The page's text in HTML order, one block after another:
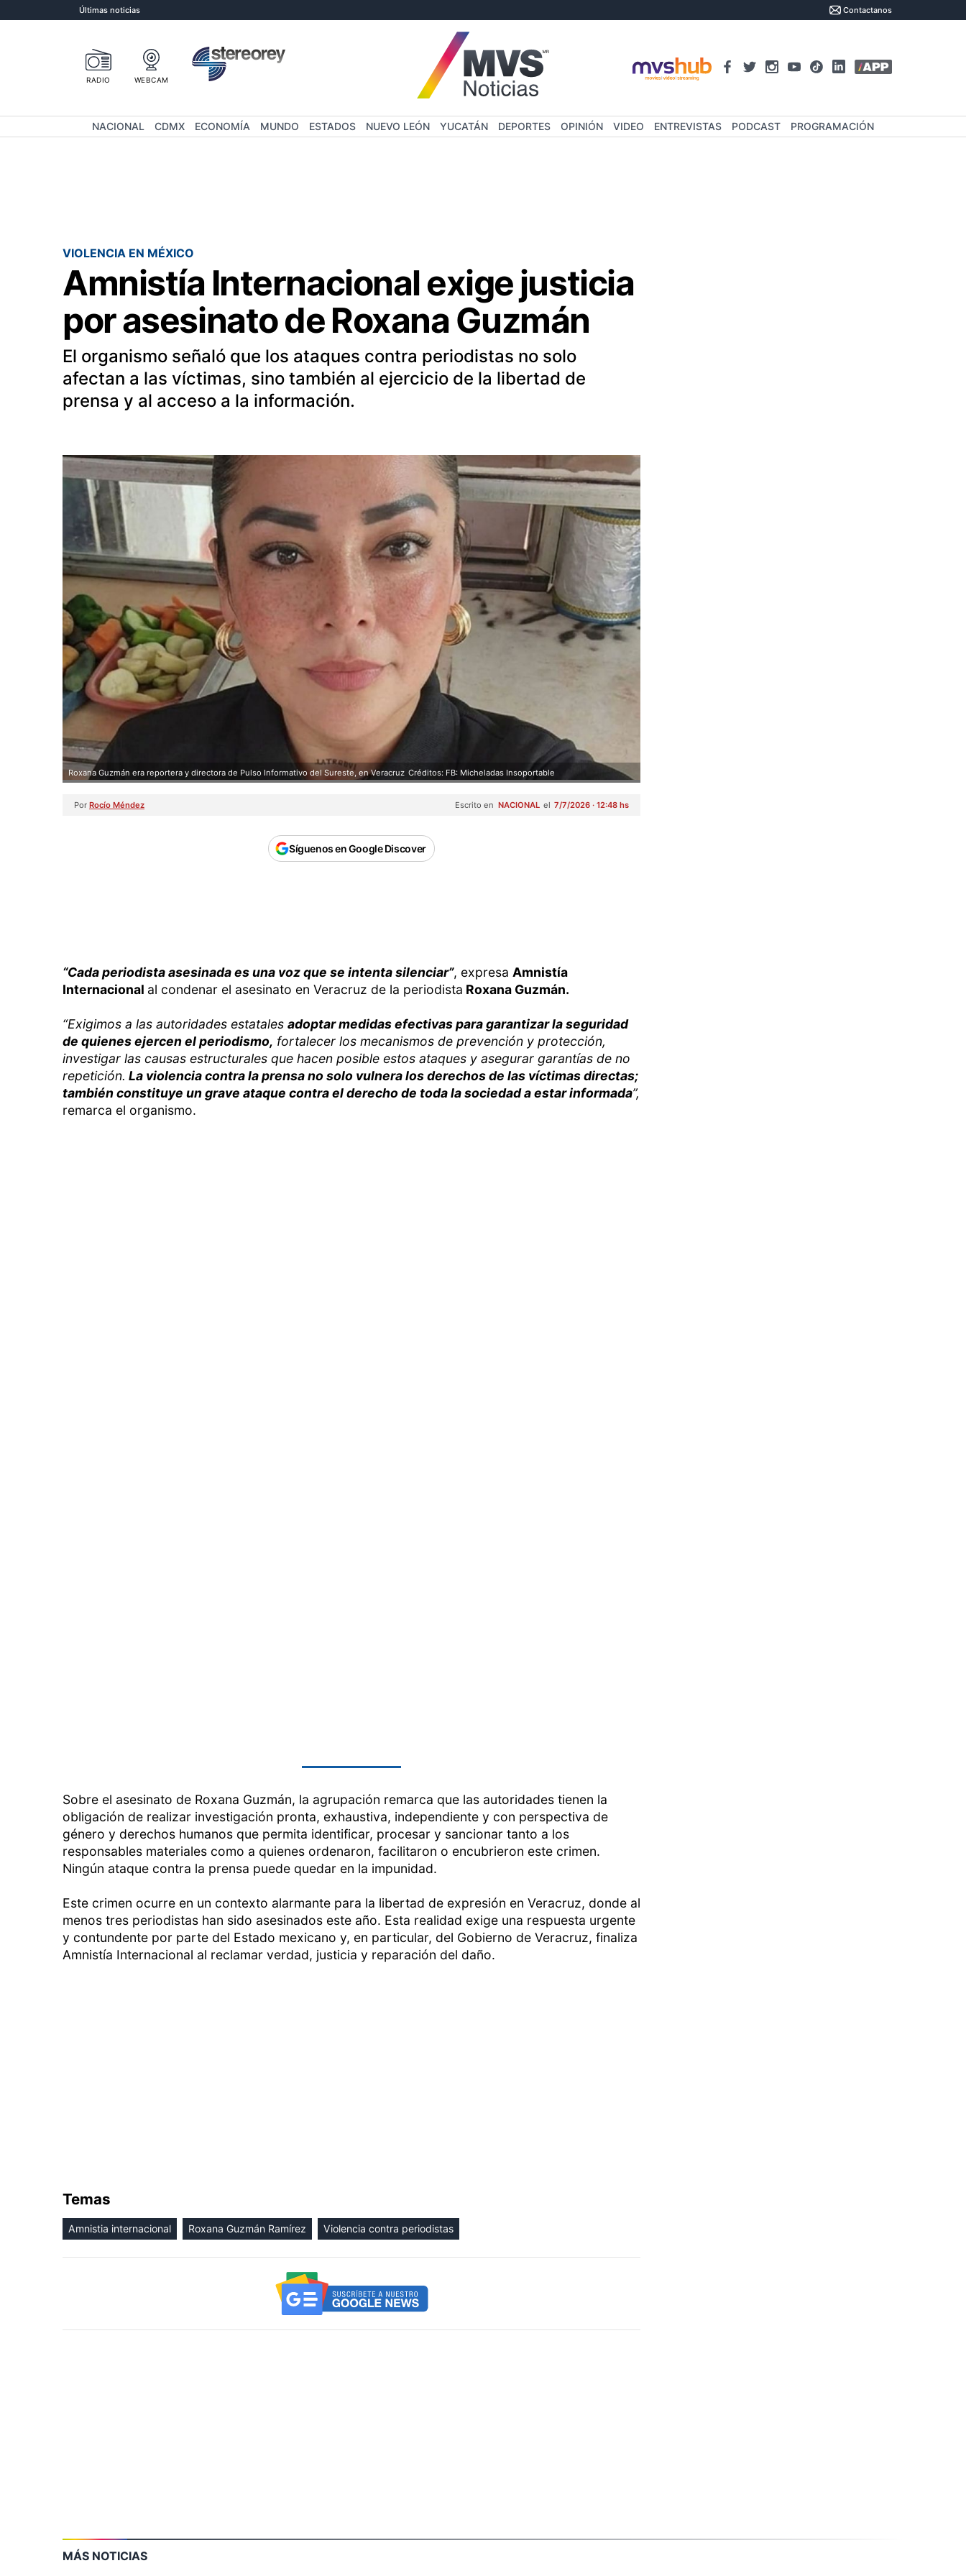
Últimas noticias Contactanos
RADIO WEBCAM
NACIONAL CDMX ECONOMÍA MUNDO ESTADOS NUEVO LEÓN YUCATÁN DEPORTES OPINIÓN VIDEO ENTREVISTAS PODCAST PROGRAMACIÓN
VIOLENCIA EN MÉXICO
Amnistía Internacional exige justicia
por asesinato de Roxana Guzmán
El organismo señaló que los ataques contra periodistas no solo
afectan a las víctimas, sino también al ejercicio de la libertad de
prensa y al acceso a la información.
Roxana Guzmán era reportera y directora de Pulso Informativo del Sureste, en Veracruz Créditos: FB: Micheladas Insoportable
Por Rocío Méndez Escrito en NACIONAL el 7/7/2026 · 12:48 hs
Síguenos en Google Discover
“Cada periodista asesinada es una voz que se intenta silenciar”, expresa Amnistía
Internacional al condenar el asesinato en Veracruz de la periodista Roxana Guzmán.
“Exigimos a las autoridades estatales adoptar medidas efectivas para garantizar la seguridad
de quienes ejercen el periodismo, fortalecer los mecanismos de prevención y protección,
investigar las causas estructurales que hacen posible estos ataques y asegurar garantías de no
repetición. La violencia contra la prensa no solo vulnera los derechos de las víctimas directas;
también constituye un grave ataque contra el derecho de toda la sociedad a estar informada”,
remarca el organismo.
Sobre el asesinato de Roxana Guzmán, la agrupación remarca que las autoridades tienen la
obligación de realizar investigación pronta, exhaustiva, independiente y con perspectiva de
género y derechos humanos que permita identificar, procesar y sancionar tanto a los
responsables materiales como a quienes ordenaron, facilitaron o encubrieron este crimen.
Ningún ataque contra la prensa puede quedar en la impunidad.
Este crimen ocurre en un contexto alarmante para la libertad de expresión en Veracruz, donde al
menos tres periodistas han sido asesinados este año. Esta realidad exige una respuesta urgente
y contundente por parte del Estado mexicano y, en particular, del Gobierno de Veracruz, finaliza
Amnistía Internacional al reclamar verdad, justicia y reparación del daño.
Temas
Amnistia internacional Roxana Guzmán Ramírez Violencia contra periodistas
MÁS NOTICIAS